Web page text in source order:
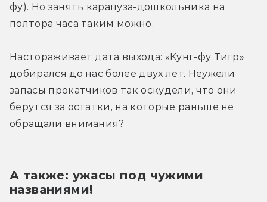
фу). Но занять карапуза-дошкольника на
полтора часа таким можно.
Настораживает дата выхода: «Кунг-фу Тигр»
добирался до нас более двух лет. Неужели
запасы прокатчиков так оскудели, что они
берутся за остатки, на которые раньше не
обращали внимания?
А также: ужасы под чужими
названиями!